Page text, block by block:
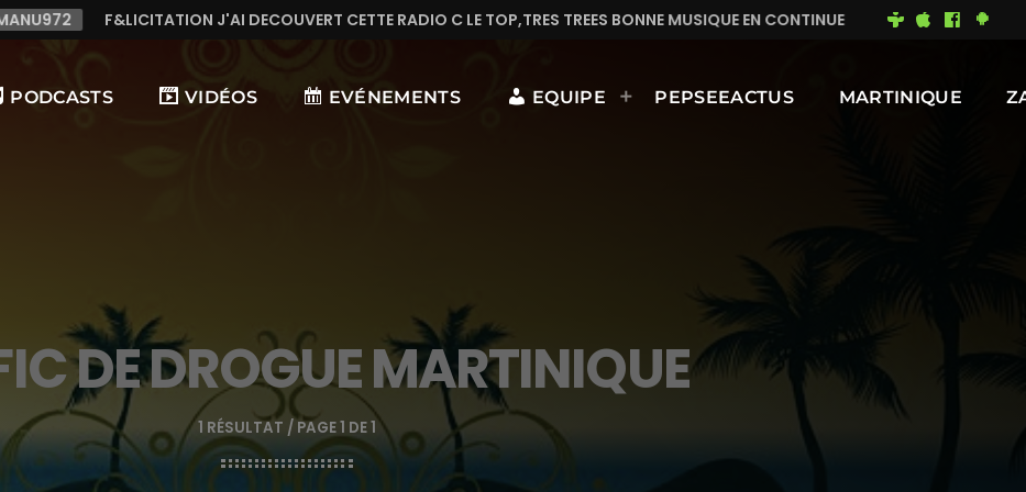
DECOUVERT CETTE RADIO C LE TOP,TRES TREES BONNE MUSIQUE EN CONTINUE MIMI DU 93 BONNE JOURNÉE
PODCASTS VIDÉOS EVÉNEMENTS EQUIPE PEPSEEACTUS MARTINIQUE
DE DROGUE MARTINIQUE
1 RÉSULTAT / PAGE 1 DE 1